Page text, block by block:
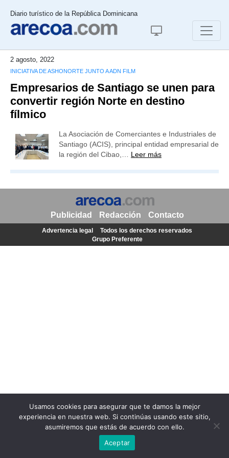
Diario turístico de la República Dominicana
2 agosto, 2022
INICIATIVA DE ASHONORTE JUNTO A ADN FILM
Empresarios de Santiago se unen para
convertir región Norte en destino
fílmico
La Asociación de Comerciantes e Industriales de
Santiago (ACIS), principal entidad empresarial de
la región del Cibao,… Leer más
Usamos cookies para asegurar que te damos la mejor
experiencia en nuestra web. Si continúas usando este sitio,
asumiremos que estás de acuerdo con ello.
Aceptar
Publicidad Redacción Contacto
Advertencia legal
Todos los derechos reservados
Grupo Preferente